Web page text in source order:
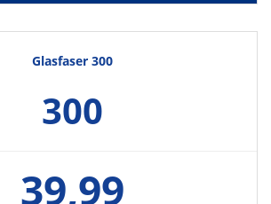
Glasfaser 300
300
39,99